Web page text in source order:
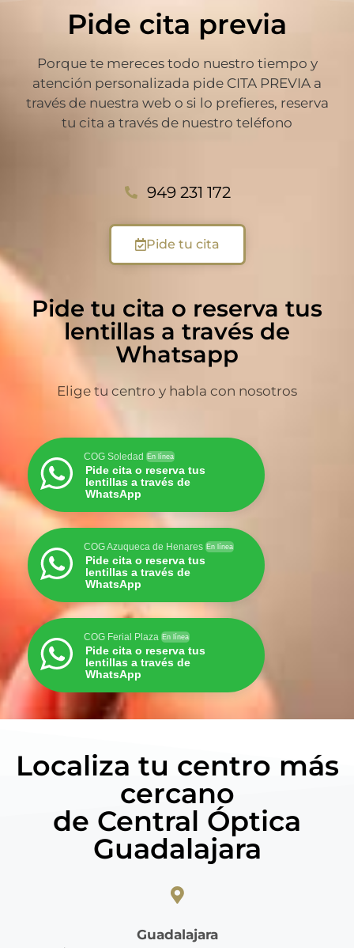
Pide cita previa
Porque te mereces todo nuestro tiempo y
atención personalizada pide CITA PREVIA a
través de nuestra web o si lo prefieres, reserva
tu cita a través de nuestro teléfono
949 231 172
Pide tu cita
Pide tu cita o reserva tus
lentillas a través de
Whatsapp
Elige tu centro y habla con nosotros
COG Soledad En línea
Pide cita o reserva tus
lentillas a través de
WhatsApp
COG Azuqueca de Henares En línea
Pide cita o reserva tus
lentillas a través de
WhatsApp
COG Ferial Plaza En línea
Pide cita o reserva tus
lentillas a través de
WhatsApp
Localiza tu centro más
cercano
de Central Óptica
Guadalajara
Guadalajara